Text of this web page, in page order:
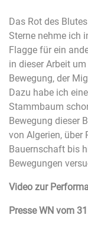
Das Rot des
Sterne nehme ich
Flagge für ein
in dieser Arbeit
Bewegung, der
Dazu habe ich
Stammbaum
Bewegung dieser
von Algerien, über
Bauernschaft bis
Bewegungen
Video zur
Presse WN vom